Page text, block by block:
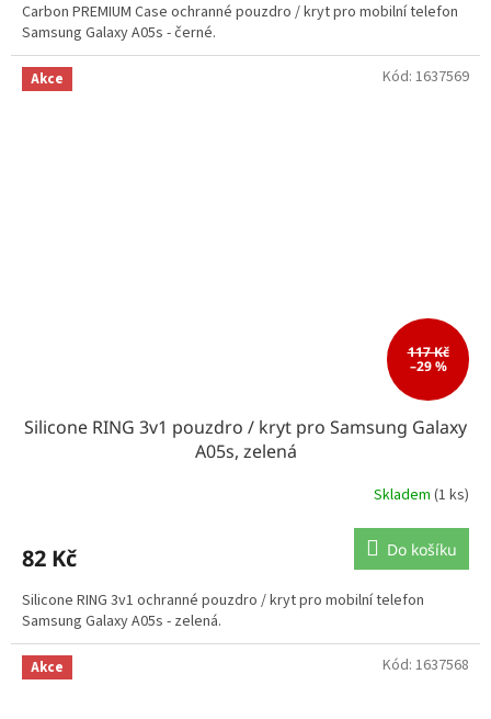
Carbon PREMIUM Case ochranné pouzdro / kryt pro mobilní telefon
Samsung Galaxy A05s - černé.
Akce
117 Kč
–29 %
Silicone RING 3v1 pouzdro / kryt pro Samsung Galaxy
A05s, zelená
Skladem (1 ks)
82 Kč Do košíku
Silicone RING 3v1 ochranné pouzdro / kryt pro mobilní telefon
Samsung Galaxy A05s - zelená.
Kód: 1637569
Akce Kód: 1637568